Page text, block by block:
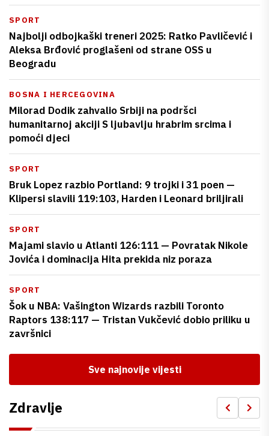
SPORT
Najbolji odbojkaški treneri 2025: Ratko Pavličević i
Aleksa Brđović proglašeni od strane OSS u
Beogradu
BOSNA I HERCEGOVINA
Milorad Dodik zahvalio Srbiji na podršci
humanitarnoj akciji S ljubavlju hrabrim srcima i
pomoći djeci
SPORT
Bruk Lopez razbio Portland: 9 trojki i 31 poen —
Klipersi slavili 119:103, Harden i Leonard briljirali
SPORT
Majami slavio u Atlanti 126:111 — Povratak Nikole
Jovića i dominacija Hita prekida niz poraza
SPORT
Šok u NBA: Vašington Wizards razbili Toronto
Raptors 138:117 — Tristan Vukčević dobio priliku u
završnici
Sve najnovije vijesti
Zdravlje